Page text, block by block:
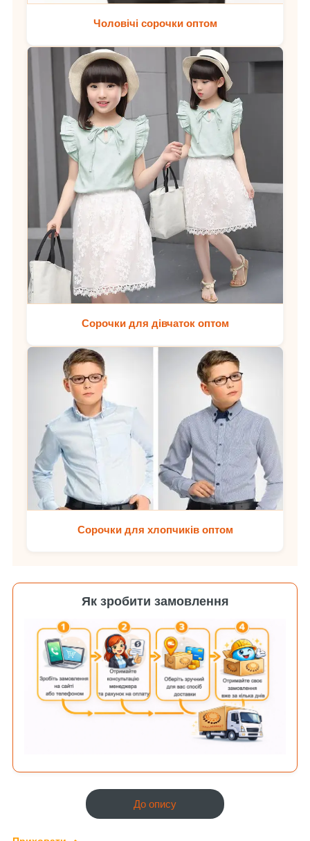
Чоловічі сорочки оптом
Сорочки для дівчаток оптом
Сорочки для хлопчиків оптом
Як зробити замовлення
До опису